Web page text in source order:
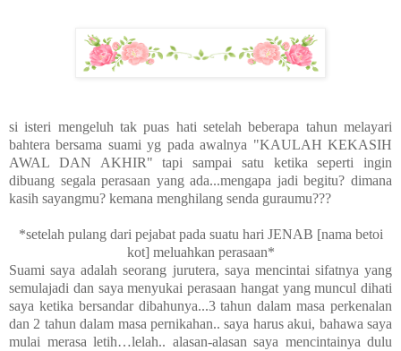
si isteri mengeluh tak puas hati setelah beberapa tahun melayari
bahtera bersama suami yg pada awalnya "KAULAH KEKASIH
AWAL DAN AKHIR" tapi sampai satu ketika seperti ingin
dibuang segala perasaan yang ada...mengapa jadi begitu? dimana
kasih sayangmu? kemana menghilang senda guraumu???
*setelah pulang dari pejabat pada suatu hari JENAB [nama betoi
kot] meluahkan perasaan*
Suami saya adalah seorang jurutera, saya mencintai sifatnya yang
semulajadi dan saya menyukai perasaan hangat yang muncul dihati
saya ketika bersandar dibahunya...3 tahun dalam masa perkenalan
dan 2 tahun dalam masa pernikahan.. saya harus akui, bahawa saya
mulai merasa letih…lelah.. alasan-alasan saya mencintainya dulu